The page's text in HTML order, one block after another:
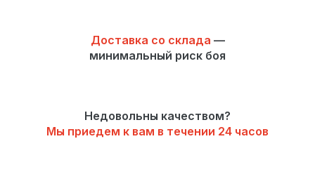
Доставка со склада —
минимальный риск боя
Недовольны качеством?
Мы приедем к вам в течении 24 часов
Посмотреть уличную экспозицию